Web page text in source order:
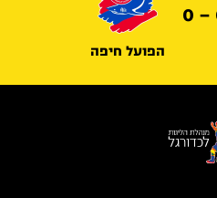
הפועל חיפה